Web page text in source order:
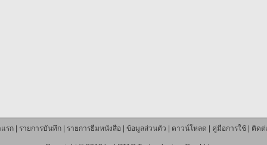
รก| รายการบันทึก| รายการยืมหนังสือ ข้อมูลส่วนตัว ดาวน์โหลด คู่มือการใช้| ติดต่